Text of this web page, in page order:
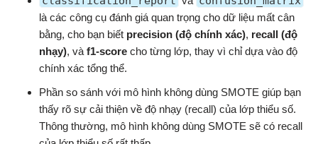
là các công cụ đánh giá quan trọng cho dữ liệu mất cân
bằng, cho bạn biết precision (độ chính xác), recall (độ
nhạy), và f1-score cho từng lớp, thay vì chỉ dựa vào độ
chính xác tổng thể.
Phần so sánh với mô hình không dùng SMOTE giúp bạn
thấy rõ sự cải thiện về độ nhạy (recall) của lớp thiểu số.
Thông thường, mô hình không dùng SMOTE sẽ có recall